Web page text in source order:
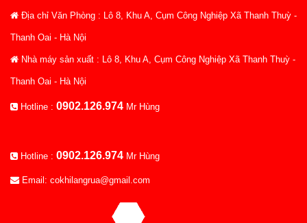
Địa chỉ Văn Phòng : Lô 8, Khu A, Cụm Công Nghiệp Xã Thanh Thuỳ -
Thanh Oai - Hà Nội
Nhà máy sản xuất : Lô 8, Khu A, Cụm Công Nghiệp Xã Thanh Thuỳ -
Thanh Oai - Hà Nội
Hotline : 0902.126.974 Mr Hùng
Hotline : 0902.126.974 Mr Hùng
Email: cokhilangrua@gmail.com